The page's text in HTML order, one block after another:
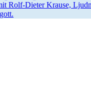
Rolf-Dieter Krause,